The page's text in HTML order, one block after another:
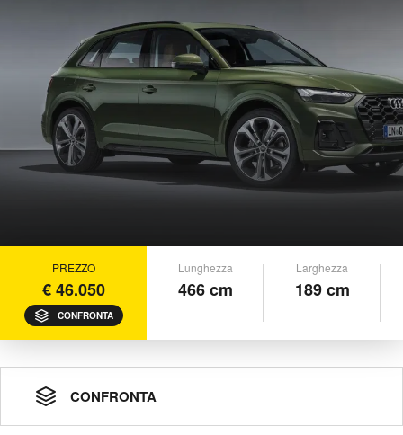
PREZZO
€ 46.050
CONFRONTA
Lunghezza
466 cm
Larghezza
189 cm
CONFRONTA